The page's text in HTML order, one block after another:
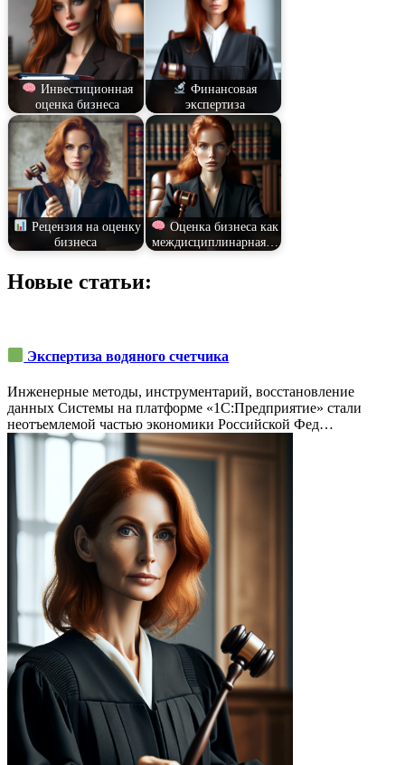
Инвестиционная
оценка бизнеса
Финансовая
экспертиза
Рецензия на оценку
бизнеса
Оценка бизнеса как
междисциплинарная…
Новые статьи:
Экспертиза водяного счетчика
Инженерные методы, инструментарий, восстановление
данных Системы на платформе «1С:Предприятие» стали
неотъемлемой частью экономики Российской Фед…